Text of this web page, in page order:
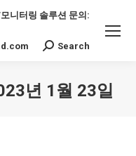
니터링 솔루션 문의:
Search:
Search
년 1월 23일